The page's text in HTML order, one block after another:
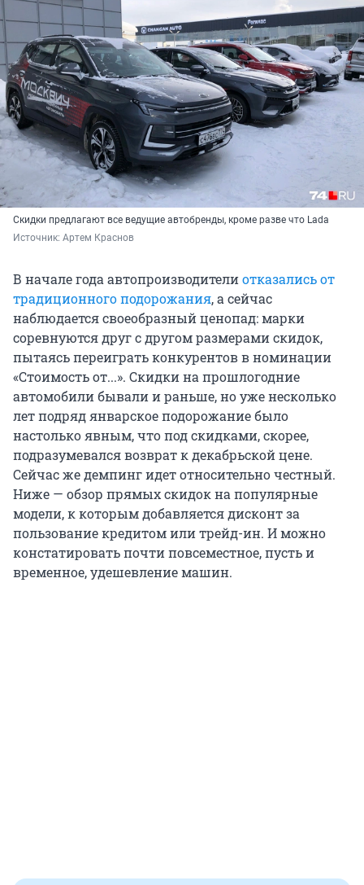
Скидки предлагают все ведущие автобренды, кроме разве что Lada
Источник: Артем Краснов
В начале года автопроизводителиотказались от
традиционного подорожания, а сейчас
наблюдается своеобразный ценопад: марки
соревнуются друг с другом размерами скидок,
пытаясь переиграть конкурентов в номинации
«Стоимость от...». Скидки на прошлогодние
автомобили бывали и раньше, но уже несколько
лет подряд январское подорожание было
настолько явным, что под скидками, скорее,
подразумевался возврат к декабрьской цене.
Сейчас же демпинг идет относительно честный.
Ниже — обзор прямых скидок на популярные
модели, к которым добавляется дисконт за
пользование кредитом или трейд-ин. И можно
констатировать почти повсеместное, пусть и
временное, удешевление машин.